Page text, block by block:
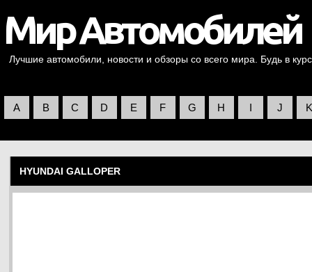
Лучшие автомобили, новости и обзоры со всего мира. Будь в
A B C D E F G H I J K
HYUNDAI GALLOPER